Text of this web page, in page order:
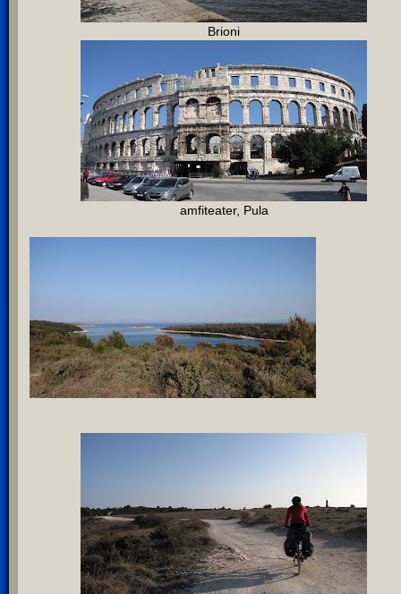
Brioni
amfiteater, Pula